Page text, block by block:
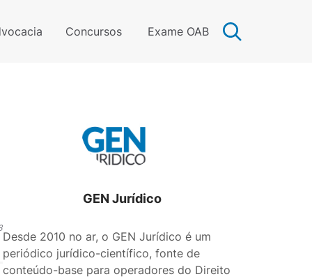
Concursos Exame OAB
GEN Jurídico
Desde 2010 no ar, o GEN Jurídico é um
periódico jurídico-científico, fonte de
conteúdo-base para operadores do Direito